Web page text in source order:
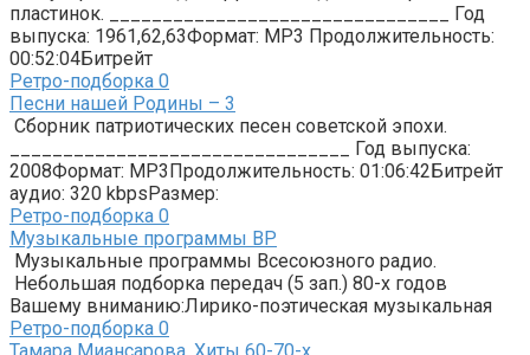
пластинок. ________________________________ Год
выпуска: 1961,62,63Формат: MP3 Продолжительность:
00:52:04Битрейт
Ретро-подборка 0
Песни нашей Родины – 3
Сборник патриотических песен советской эпохи.
________________________________ Год выпуска:
2008Формат: MP3Продолжительность: 01:06:42Битрейт
аудио: 320 kbpsРазмер:
Ретро-подборка 0
Музыкальные программы ВР
Музыкальные программы Всесоюзного радио.
Небольшая подборка передач (5 зап.) 80-х годов
Вашему вниманию:Лирико-поэтическая музыкальная
Ретро-подборка 0